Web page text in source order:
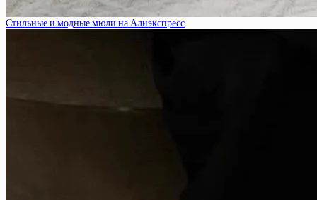
Стильные и модные мюли на Алиэкспресс